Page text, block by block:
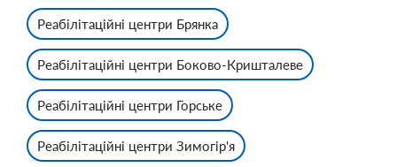
Реабілітаційні центри Брянка
Реабілітаційні центри Боково-Кришталеве
Реабілітаційні центри Горське
Реабілітаційні центри Зимогір'я